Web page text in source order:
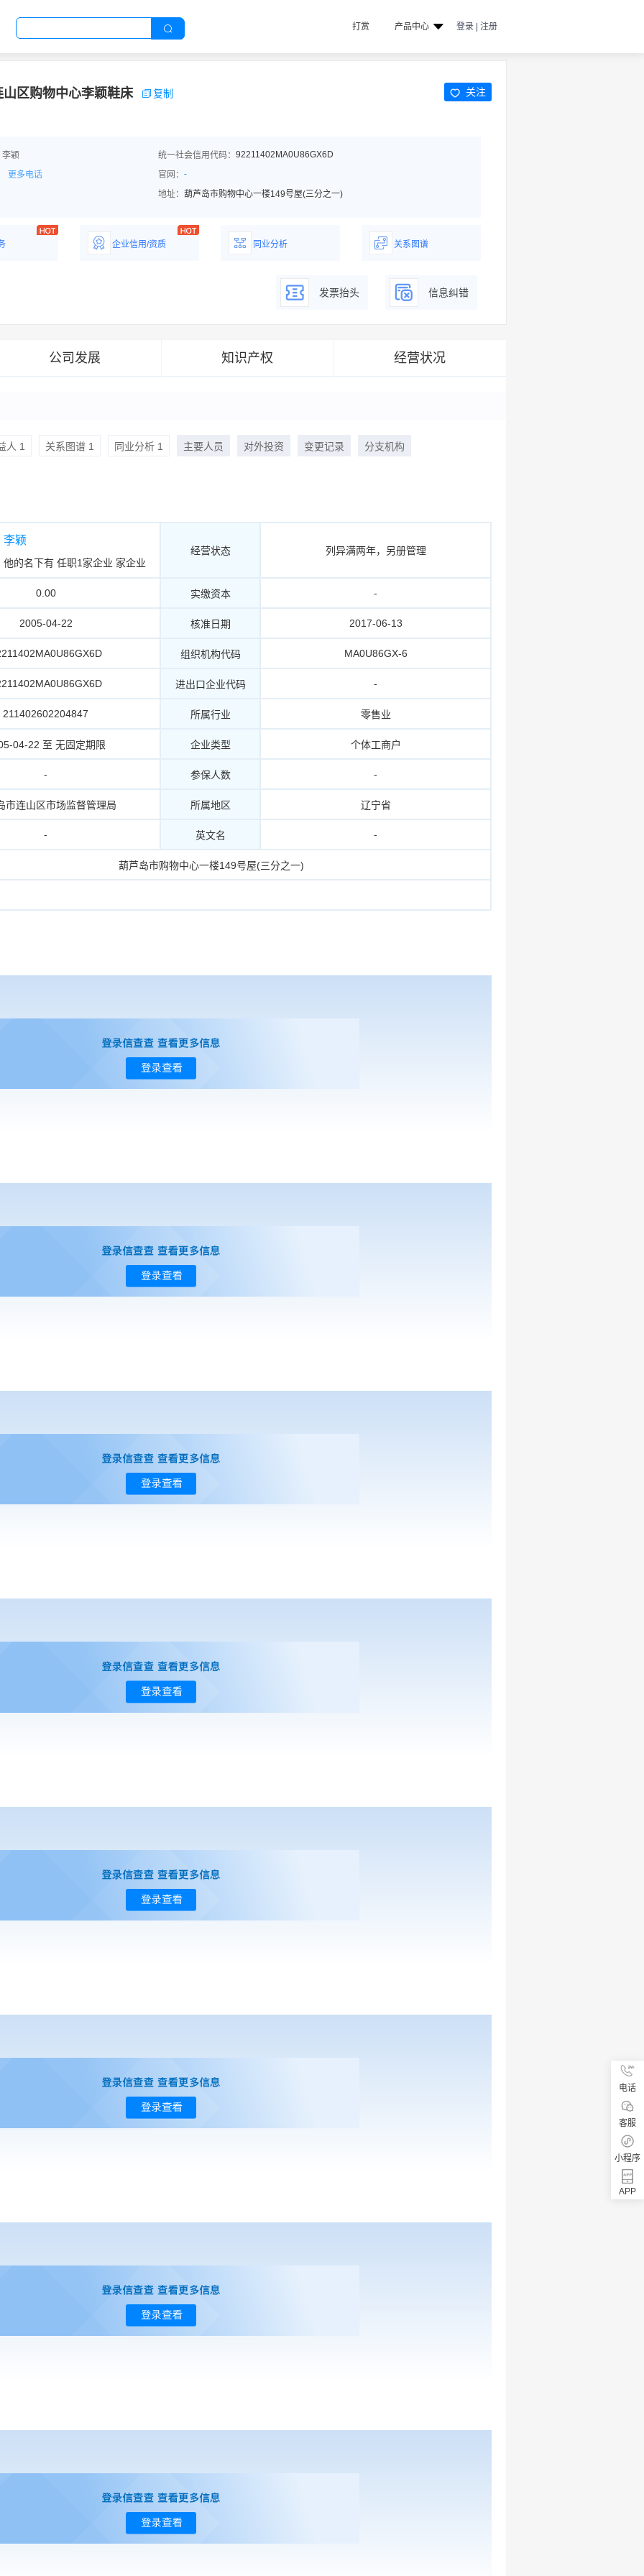
打赏 产品中心 登录 | 注册
区购物中心李颖鞋床 复制 关注
颖 统一社会信用代码： 92211402MA0U86GX6D
更多电话 官网： -
地址： 葫芦岛市购物中心一楼149号屋(三分之一)
企业信用/资质
同业分析
关系图谱
发票抬头 信息纠错
公司发展 知识产权 经营状况
人 1 关系图谱 1 同业分析 1 主要人员 对外投资 变更记录 分支机构
李颖
他的名下有 任职1家企业 家企业
经营状态 列异满两年，另册管理
0.00 实缴资本 -
2005-04-22 核准日期 2017-06-13
组织机构代码 MA0U86GX-6
进出口企业代码 -
211402602204847 所属行业 零售业
04-22 至 无固定期限 企业类型 个体工商户
- 参保人数 -
市连山区市场监督管理局 所属地区 辽宁省
- 英文名 -
葫芦岛市购物中心一楼149号屋(三分之一)
电话
客服
小程序
APP